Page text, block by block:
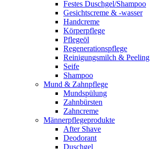
Festes Duschgel/Shampoo
Gesichtscreme & -wasser
Handcreme
Körperpflege
Pflegeöl
Regenerationspflege
Reinigungsmilch & Peeling
Seife
Shampoo
Mund & Zahnpflege
Mundspülung
Zahnbürsten
Zahncreme
Männerpflegeprodukte
After Shave
Deodorant
Duschgel